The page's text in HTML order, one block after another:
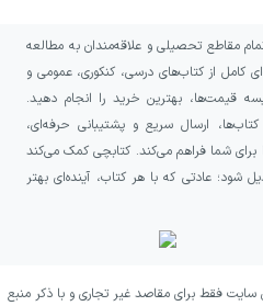
مقاطع تحصیلی و علاقه‌مندان به مطالعه
کامل از کتاب‌های درسی، کنکوری، عمومی و
قیمت‌ها، بهترین خرید را انجام دهید.
ارسال سریع و پشتیبانی حرفه‌ای،
برای شما فراهم می‌کند. کتابچی کمک می‌کند
شود؛ عادتی که با هر کتاب، آینده‌ای بهتر
سایت فقط برای مقاصد غیر تجاری و با ذکر منبع